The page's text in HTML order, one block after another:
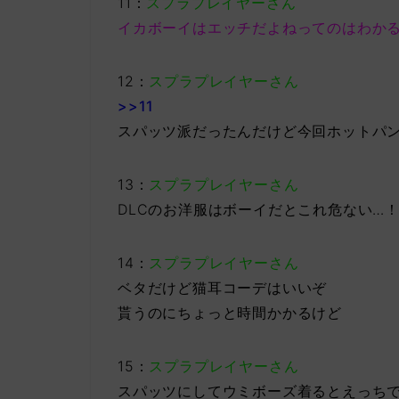
イカボーイはエッチだよねってのはわかる
12： スプラプレイヤーさん
>>11
スパッツ派だったんだけど今回ホットパ
13： スプラプレイヤーさん
DLCのお洋服はボーイだとこれ危ない…
14： スプラプレイヤーさん
ベタだけど猫耳コーデはいいぞ
貰うのにちょっと時間かかるけど
15： スプラプレイヤーさん
スパッツにしてウミボーズ着るとえっち